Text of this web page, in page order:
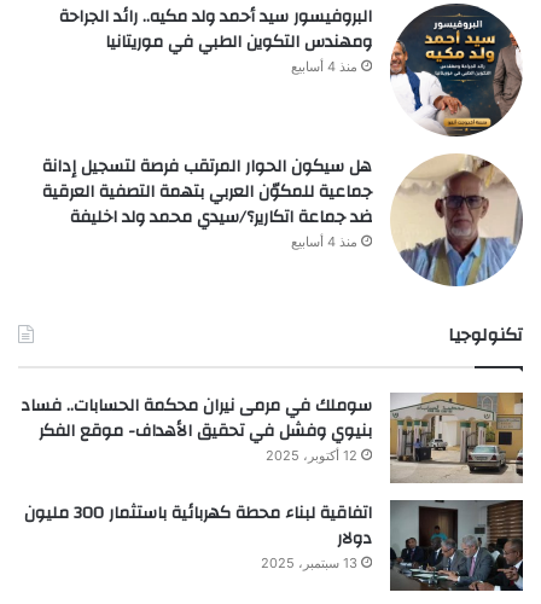
البروفيسور سيد أحمد ولد مكيه.. رائد الجراحة
ومهندس التكوين الطبي في موريتانيا
منذ 4 أسابيع
هل سيكون الحوار المرتقب فرصة لتسجيل إدانة
جماعية للمكوّن العربي بتهمة التصفية العرقية
ضد جماعة اتكارير؟/سيدي محمد ولد اخليفة
منذ 4 أسابيع
تكنولوجيا
سوملك في مرمى نيران محكمة الحسابات.. فساد
بنيوي وفشل في تحقيق الأهداف- موقع الفكر
12 أكتوبر، 2025
اتفاقية لبناء محطة كهربائية باستثمار 300 مليون
دولار
13 سبتمبر، 2025